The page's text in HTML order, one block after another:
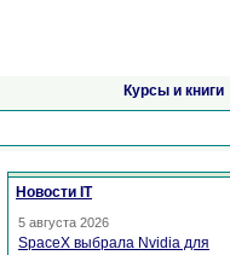
Курсы и книги
Новости IT
5 августа 2026
SpaceX выбрала Nvidia для